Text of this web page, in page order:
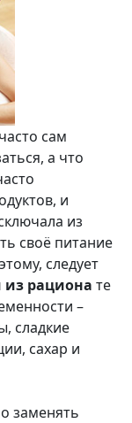
сам
а что
и
из
своё питание
следует
из рациона те
–
сладкие
сахар и
заменять